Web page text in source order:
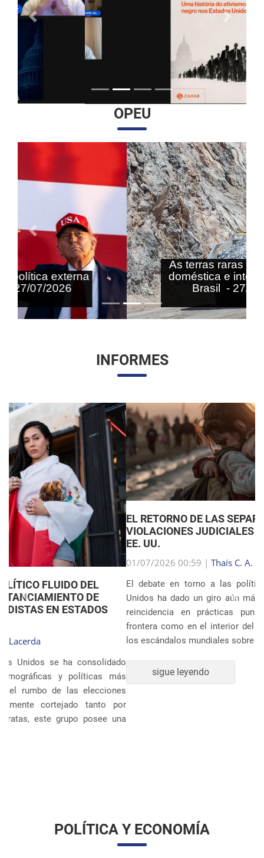
Anterior
OPEU
As terras raras nas agendas
doméstica e internacional do
Brasil - 27/07/2026
Anterior Próximo
INFORMES
EL RETORNO DE LAS SEPARACIONES FAMILIARES:
VIOLACIONES JUDICIALES EN LA INMIGRACIÓN DE
EE. UU.
01/07/2026 00:59 | Thaís C. A. Lacerda
El debate en torno a las políticas migratorias de Estados
Unidos ha dado un giro aún más dramático tras revelarse la
reincidencia en prácticas punitivas severas, tanto en la
frontera como en el interior del país. Ocho años después de
los escándalos mundiales sobre la separación sistem�...
sigue leyendo
Anterior